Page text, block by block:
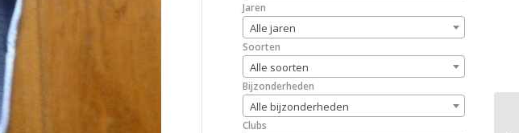
Jaren
Alle jaren
Soorten
Alle soorten
Bijzonderheden
Alle bijzonderheden
Clubs